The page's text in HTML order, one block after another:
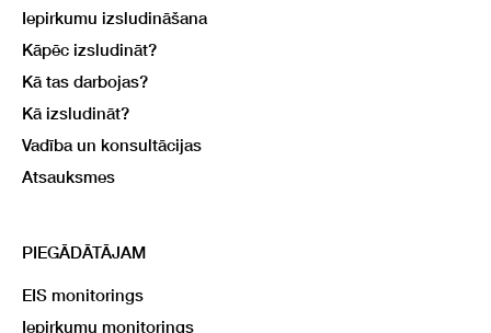
Iepirkumu izsludināšana
Kāpēc izsludināt?
Kā tas darbojas?
Kā izsludināt?
Vadība un konsultācijas
Atsauksmes
PIEGĀDĀTĀJAM
EIS monitorings
Iepirkumu monitorings